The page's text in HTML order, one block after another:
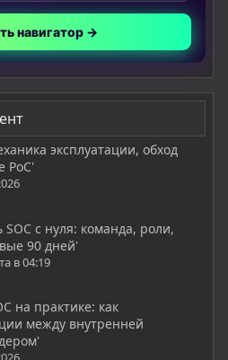
навигатор →
эксплуатации, обход
PoC'
с нуля: команда, роли,
90 дней'
в 04:19
на практике: как
между внутренней